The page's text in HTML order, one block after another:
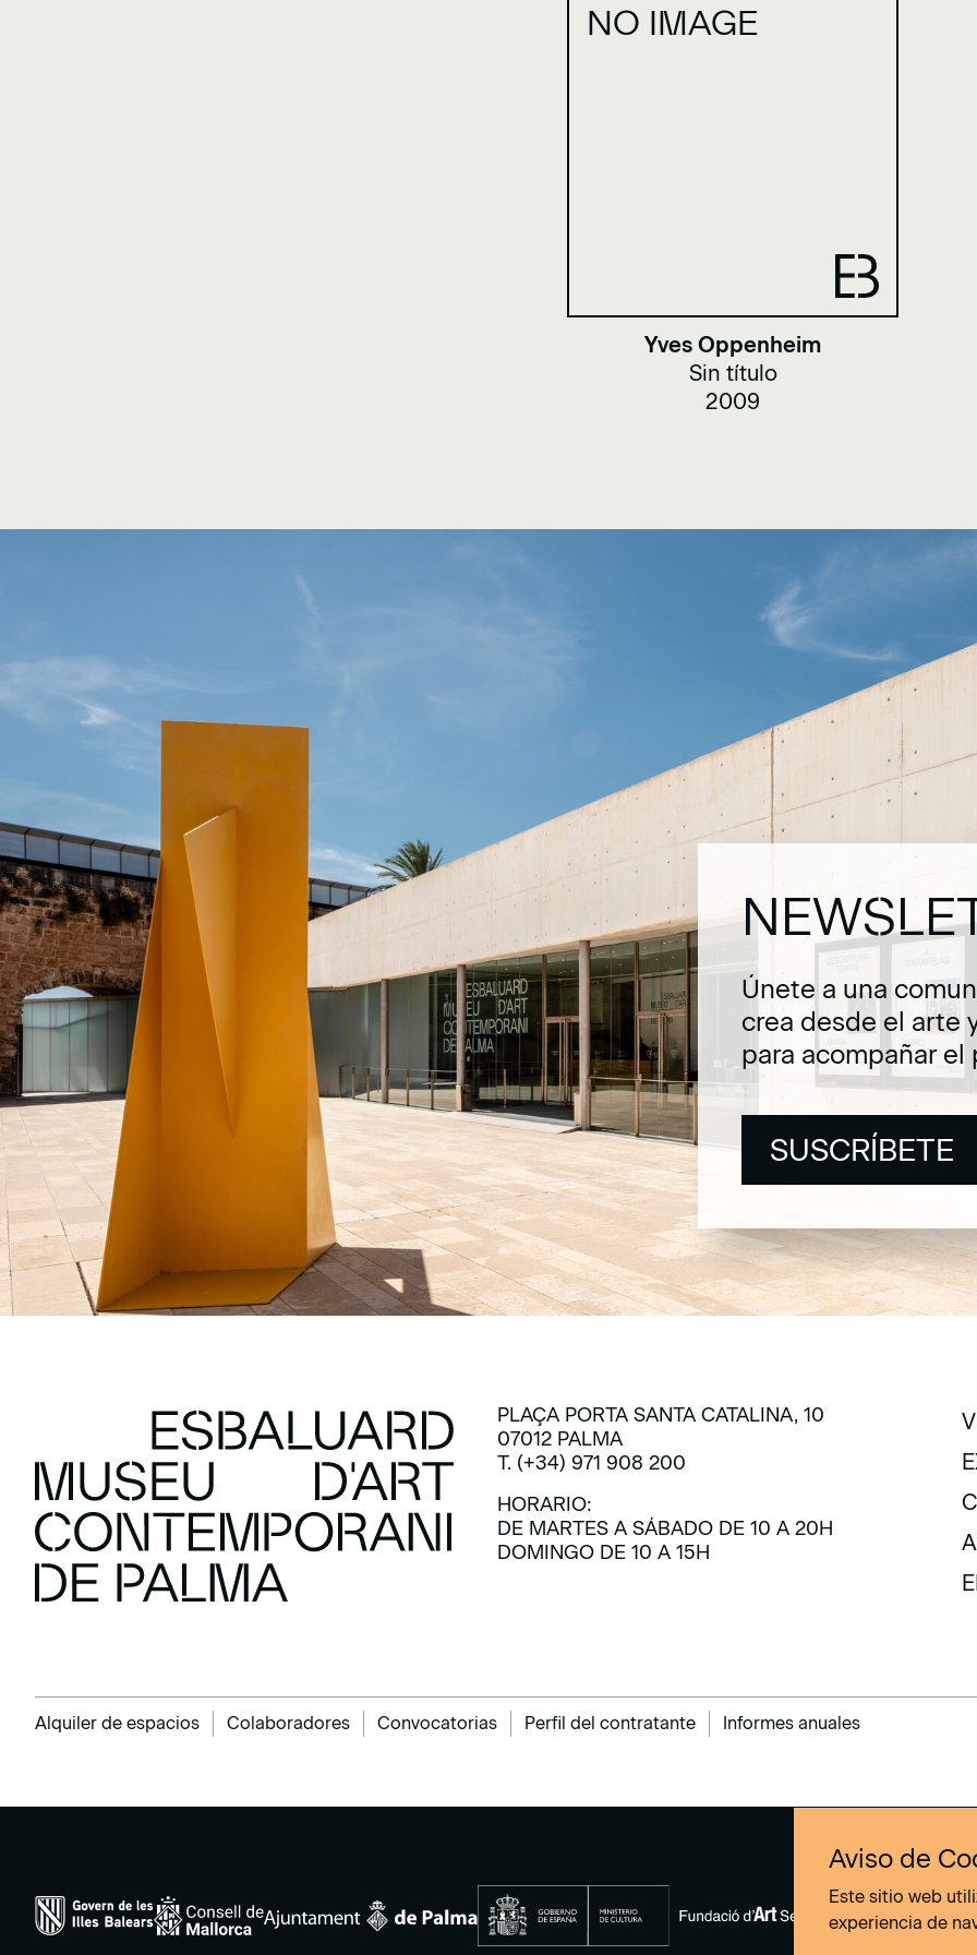
NO IMAGE
Yves Oppenheim
Sin título
2009
Únete a una
crea desde el arte
para acompañar
SUSCRÍBETE
PLAÇA PORTA SANTA CATALINA, 10
07012 PALMA
T. (+34) 971 908 200
HORARIO:
DE MARTES A SÁBADO DE 10 A 20H
DOMINGO DE 10 A 15H
Alquiler de espacios Colaboradores Convocatorias Perfil del contratante Informes anuales
Aviso de
Este sitio web
experiencia de